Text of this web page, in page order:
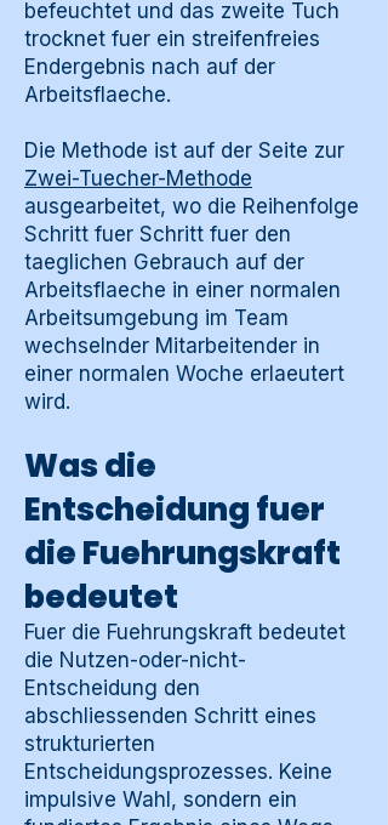
befeuchtet und das zweite Tuch
trocknet fuer ein streifenfreies
Endergebnis nach auf der
Arbeitsflaeche.
Die Methode ist auf der Seite zur
Zwei-Tuecher-Methode
ausgearbeitet, wo die Reihenfolge
Schritt fuer Schritt fuer den
taeglichen Gebrauch auf der
Arbeitsflaeche in einer normalen
Arbeitsumgebung im Team
wechselnder Mitarbeitender in
einer normalen Woche erlaeutert
wird.
Was die
Entscheidung fuer
die Fuehrungskraft
bedeutet
Fuer die Fuehrungskraft bedeutet
die Nutzen-oder-nicht-
Entscheidung den
abschliessenden Schritt eines
strukturierten
Entscheidungsprozesses. Keine
impulsive Wahl, sondern ein